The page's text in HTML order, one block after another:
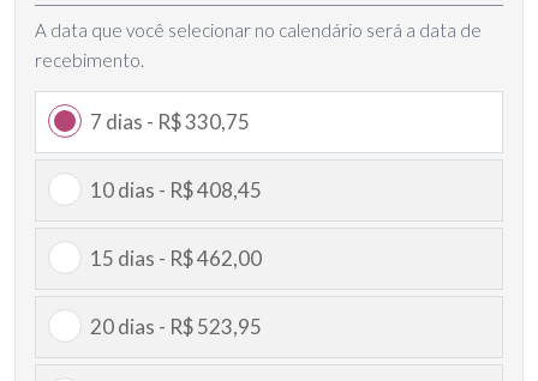
A data que você selecionar no calendário será a data de
recebimento.
7 dias - R$ 330,75
10 dias - R$ 408,45
15 dias - R$ 462,00
20 dias - R$ 523,95